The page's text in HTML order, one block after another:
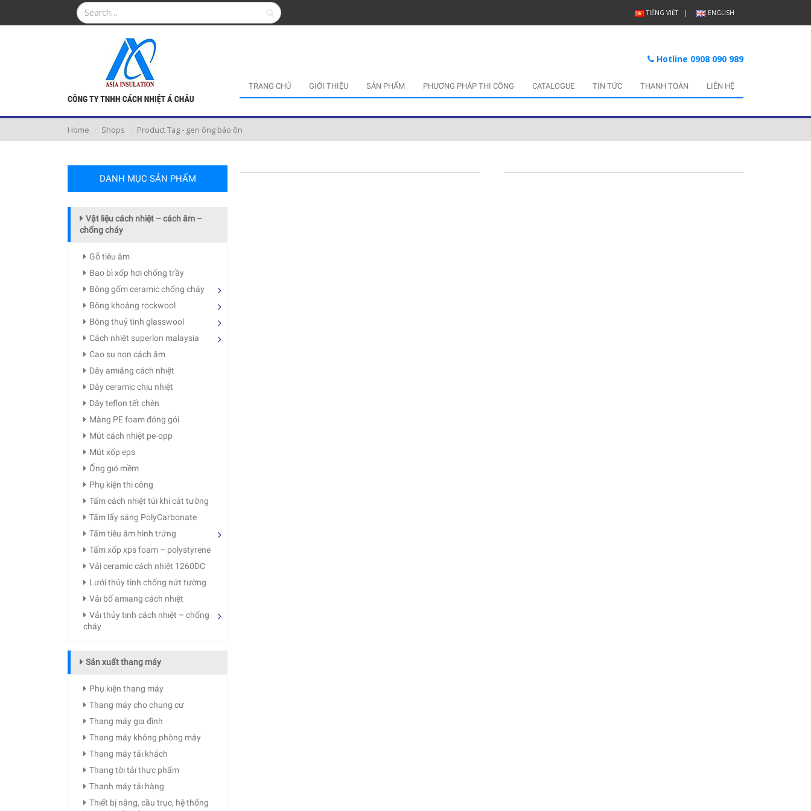
TIẾNG VIỆT ENGLISH
Hotline 0908 090 989
TRANG CHỦ GIỚI THIỆU SẢN PHẨM PHƯƠNG PHÁP THI CÔNG CATALOGUE TIN TỨC THANH TOÁN LIÊN HỆ
Home Shops Product Tag - gen ống bảo ôn
DANH MỤC SẢN PHẨM
Vật liệu cách nhiệt – cách âm –
chống cháy
Gỗ tiêu âm
Bao bì xốp hơi chống trầy
Bông gốm ceramic chống cháy
Bông khoáng rockwool
Bông thuỷ tinh glasswool
Cách nhiệt superlon malaysia
Cao su non cách âm
Dây amıăng cách nhıệt
Dây ceramic chịu nhiệt
Dây teflon tết chèn
Màng PE foam đóng gói
Mút cách nhiệt pe-opp
Mút xốp eps
Ống gıó mềm
Phụ kiện thi công
Tấm cách nhiệt túi khí cát tường
Tấm lấy sáng PolyCarbonate
Tấm tiêu âm hình trứng
Tấm xốp xps foam – polystyrene
Vải ceramic cách nhiệt 1260DC
Lưới thủy tinh chống nứt tường
Vảı bố amıang cách nhıệt
Vảı thủy tınh cách nhıệt – chống
cháy
Sản xuất thang máy
Phụ kıện thang máy
Thang máy cho chung cư
Thang máy gıa đình
Thang máy không phòng máy
Thang máy tảı khách
Thang tờı tảı thực phẩm
Thanh máy tảı hàng
Thıết bị nâng, cầu trục, hệ thống